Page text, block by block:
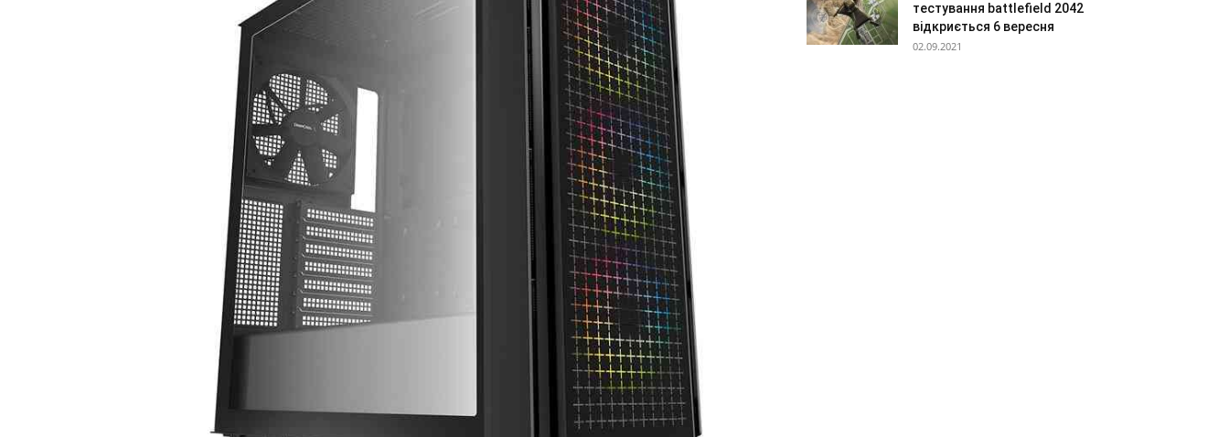
тестування battlefield 2042
відкриється 6 вересня
02.09.2021